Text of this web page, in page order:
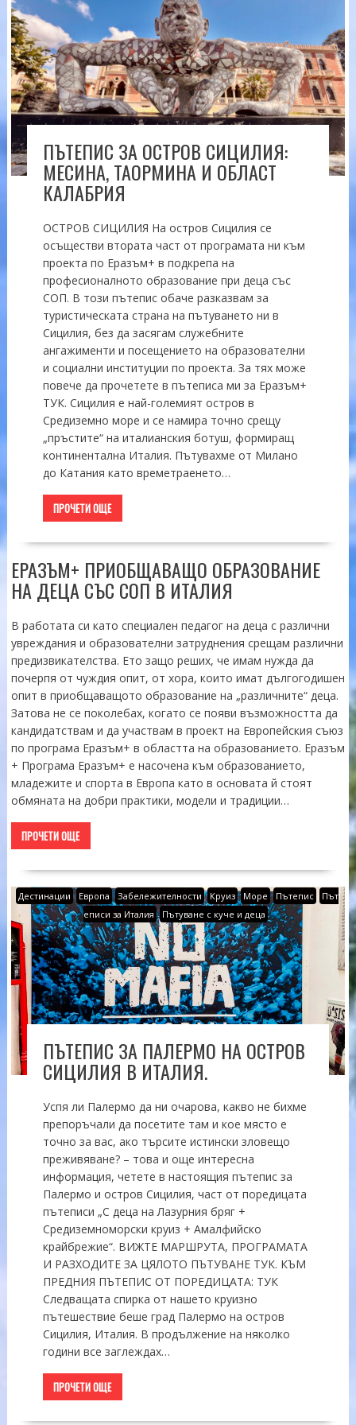
ПЪТЕПИС ЗА ОСТРОВ СИЦИЛИЯ:
МЕСИНА, ТАОРМИНА И ОБЛАСТ
КАЛАБРИЯ
ОСТРОВ СИЦИЛИЯ На остров Сицилия се
осъществи втората част от програмата ни към
проекта по Еразъм+ в подкрепа на
професионалното образование при деца със
СОП. В този пътепис обаче разказвам за
туристическата страна на пътуването ни в
Сицилия, без да засягам служебните
ангажименти и посещението на образователни
и социални институции по проекта. За тях може
повече да прочетете в пътеписа ми за Еразъм+
ТУК. Сицилия е най-големият остров в
Средиземно море и се намира точно срещу
„пръстите“ на италианския ботуш, формиращ
континентална Италия. Пътувахме от Милано
до Катания като времетраенето…
ПРОЧЕТИ ОЩЕ
ЕРАЗЪМ+ ПРИОБЩАВАЩО ОБРАЗОВАНИЕ
НА ДЕЦА СЪС СОП В ИТАЛИЯ
В работата си като специален педагог на деца с различни
увреждания и образователни затруднения срещам различни
предизвикателства. Ето защо реших, че имам нужда да
почерпя от чуждия опит, от хора, които имат дългогодишен
опит в приобщаващото образование на „различните“ деца.
Затова не се поколебах, когато се появи възможността да
кандидатствам и да участвам в проект на Европейския съюз
по програма Еразъм+ в областта на образованието. Еразъм
+ Програма Еразъм+ е насочена към образованието,
младежите и спорта в Европа като в основата й стоят
обмяната на добри практики, модели и традиции…
ПРОЧЕТИ ОЩЕ
Дестинации Европа Забележителности Круиз Море Пътепис
Път
еписи за Италия
Пътуване с куче и деца
ПЪТЕПИС ЗА ПАЛЕРМО НА ОСТРОВ
СИЦИЛИЯ В ИТАЛИЯ.
Успя ли Палермо да ни очарова, какво не бихме
препоръчали да посетите там и кое място е
точно за вас, ако търсите истински зловещо
преживяване? – това и още интересна
информация, четете в настоящия пътепис за
Палермо и остров Сицилия, част от поредицата
пътеписи „С деца на Лазурния бряг +
Средиземноморски круиз + Амалфийско
крайбрежие“. ВИЖТЕ МАРШРУТА, ПРОГРАМАТА
И РАЗХОДИТЕ ЗА ЦЯЛОТО ПЪТУВАНЕ ТУК. КЪМ
ПРЕДНИЯ ПЪТЕПИС ОТ ПОРЕДИЦАТА: ТУК
Следващата спирка от нашето круизно
пътешествие беше град Палермо на остров
Сицилия, Италия. В продължение на няколко
години все заглеждах…
ПРОЧЕТИ ОЩЕ